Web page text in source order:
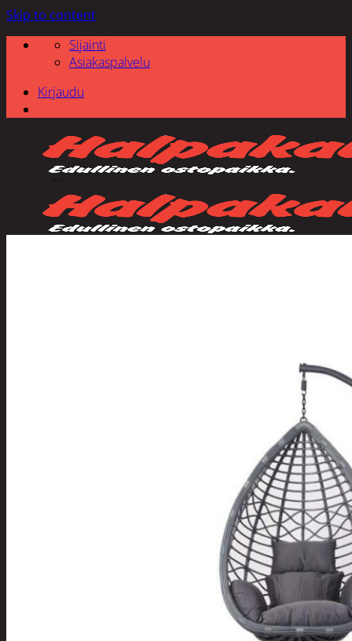
Skip to content
Sijainti
Asiakaspalvelu
Kirjaudu
Joulu- ja kausivalot
Eläimet ja
tontut
Kyntteliköt
Valoketjut ja
kuusenvalot
Joulukoristeet
Kranssit ja
asetelmat
Tontut ja
muut
Joulutekstiilit